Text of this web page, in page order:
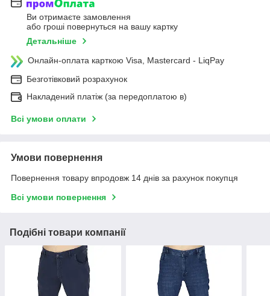
Ви отримаєте замовлення
або гроші повернуться на вашу картку
Детальніше
Онлайн-оплата карткою Visa, Mastercard - LiqPay
Безготівковий розрахунок
Накладений платіж (за передоплатою в)
Всі умови оплати
Умови повернення
Повернення товару впродовж 14 днів за рахунок покупця
Всі умови повернення
Подібні товари компанії